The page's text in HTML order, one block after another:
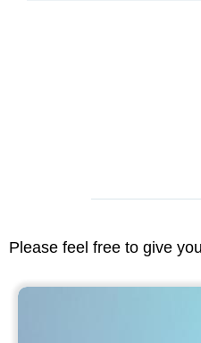
Please feel free to give